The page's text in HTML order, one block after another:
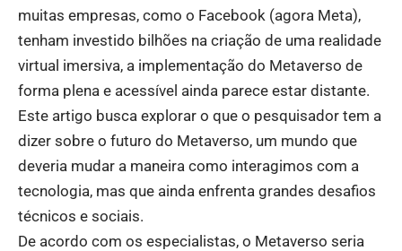
muitas empresas, como o Facebook (agora Meta),
tenham investido bilhões na criação de uma realidade
virtual imersiva, a implementação do Metaverso de
forma plena e acessível ainda parece estar distante.
Este artigo busca explorar o que o pesquisador tem a
dizer sobre o futuro do Metaverso, um mundo que
deveria mudar a maneira como interagimos com a
tecnologia, mas que ainda enfrenta grandes desafios
técnicos e sociais.
De acordo com os especialistas, o Metaverso seria